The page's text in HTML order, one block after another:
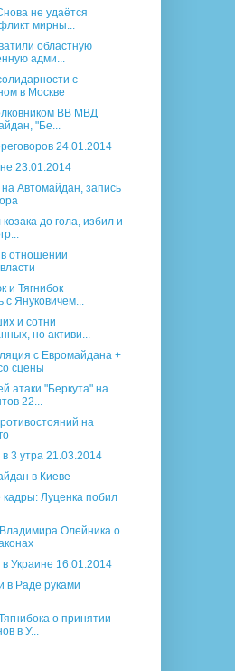
не удаётся
мирны...
областную
адми...
с
в Москве
ВВ МВД
"Бе...
24.01.2014
23.01.2014
на Автомайдан, запись
до гола, избил и
отношении
и Тягнибок
с Януковичем...
и сотни
но активи...
с Евромайдана +
сцены
атаки "Беркута" на
22...
на
3 утра 21.03.2014
в Киеве
Луценка побил
Олейника о
Украине 16.01.2014
в Раде руками
о принятии
в У...